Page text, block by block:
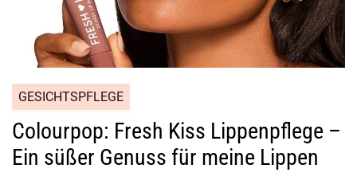
GESICHTSPFLEGE
Colourpop: Fresh Kiss Lippenpflege –
Ein süßer Genuss für meine Lippen